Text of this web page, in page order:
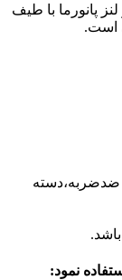
پانورما با طیف
است.
ضدضربه،دسته